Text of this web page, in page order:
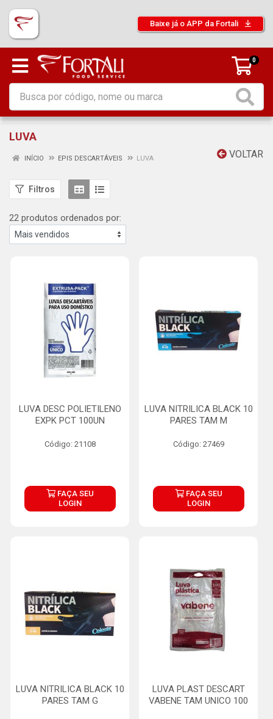
Baixe já o APP da Fortali
0
LUVA
VOLTAR
INÍCIO EPIS DESCARTÁVEIS LUVA
Filtros
22 produtos ordenados por:
LUVA DESC POLIETILENO
EXPK PCT 100UN
Código: 21108
FAÇA SEU
LOGIN
LUVA NITRILICA BLACK 10
PARES TAM M
Código: 27469
FAÇA SEU
LOGIN
LUVA NITRILICA BLACK 10
PARES TAM G
LUVA PLAST DESCART
VABENE TAM UNICO 100